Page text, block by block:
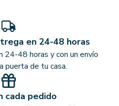
en 24-48 horas
24-48 horas y con un envío
puerta de tu casa.
cada pedido